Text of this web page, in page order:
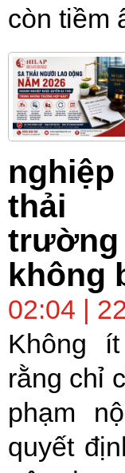
còn tiềm
thải
không
02:04 |
Không
rằng chỉ
phạm
quyết